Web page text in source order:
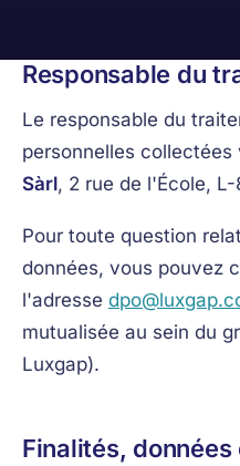
Responsable du
Le responsable du
personnelles
Sàrl, 2 rue de l'École,
Pour toute question
données, vous pouvez
l'adresse
mutualisée au sein du
Luxgap).
Finalités,